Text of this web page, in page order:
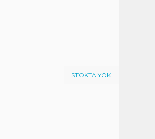
STOKTA YOK